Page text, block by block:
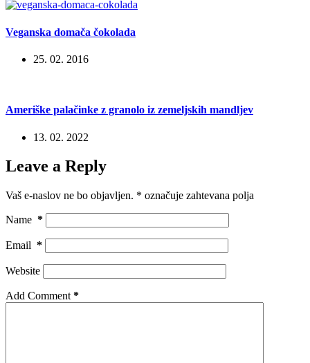
Veganska domača čokolada
25. 02. 2016
Ameriške palačinke z granolo iz zemeljskih mandljev
13. 02. 2022
Leave a Reply
Vaš e-naslov ne bo objavljen. * označuje zahtevana polja
Name *
Email *
Website
Add Comment *